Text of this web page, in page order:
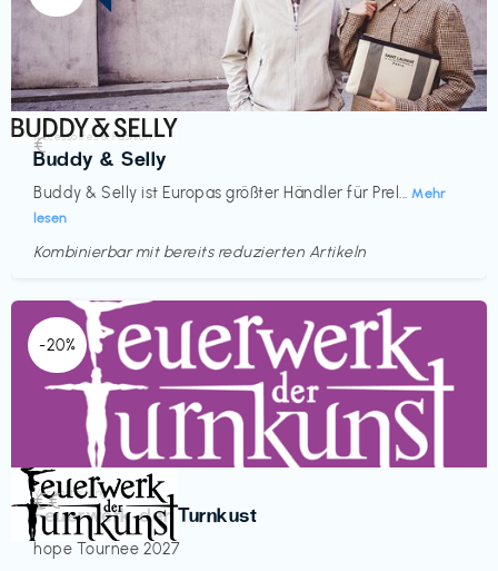
Accessoires & Fashion
Buddy & Selly
Buddy & Selly ist Europas größter Händler für Prel... Mehr
lesen
€‎
Kombinierbar mit bereits reduzierten Artikeln
-20%
Veranstaltung
Feuerwerk der Turnkust
hope Tournee 2027
€€‎